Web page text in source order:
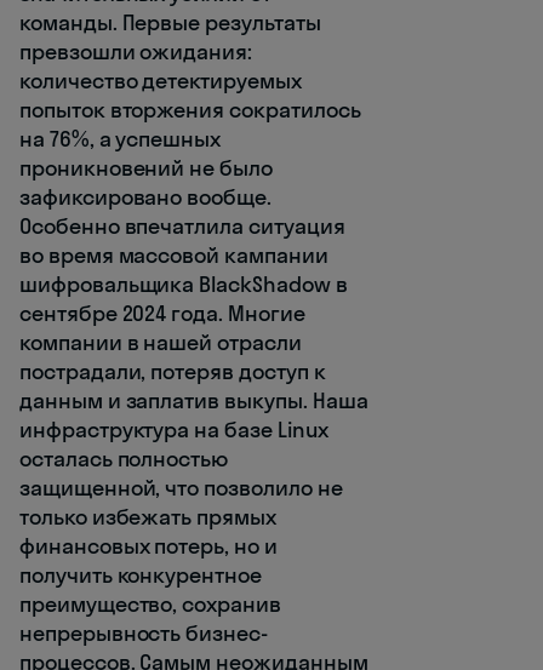
команды. Первые результаты
превзошли ожидания:
количество детектируемых
попыток вторжения сократилось
на 76%, а успешных
проникновений не было
зафиксировано вообще.
Особенно впечатлила ситуация
во время массовой кампании
шифровальщика BlackShadow в
сентябре 2024 года. Многие
компании в нашей отрасли
пострадали, потеряв доступ к
данным и заплатив выкупы. Наша
инфраструктура на базе Linux
осталась полностью
защищенной, что позволило не
только избежать прямых
финансовых потерь, но и
получить конкурентное
преимущество, сохранив
непрерывность бизнес-
процессов. Самым неожиданным